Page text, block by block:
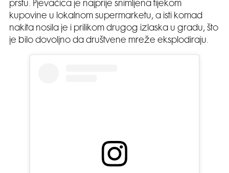
prstu. Pjevačica je najprije snimljena tijekom
kupovine u lokalnom supermarketu, a isti komad
nakita nosila je i prilikom drugog izlaska u gradu, što
je bilo dovoljno da društvene mreže eksplodiraju.